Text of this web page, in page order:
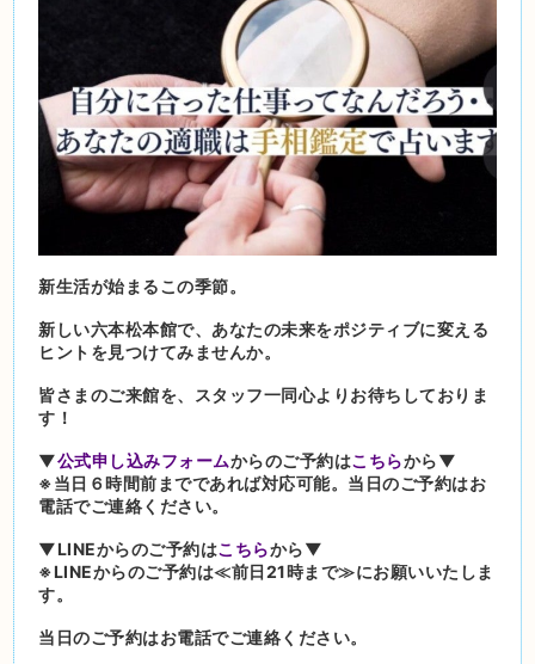
新生活が始まるこの季節。
新しい六本松本館で、あなたの未来をポジティブに変える
ヒントを見つけてみませんか。
皆さまのご来館を、スタッフ一同心よりお待ちしておりま
す！
▼公式申し込みフォームからのご予約はこちらから▼
※当日６時間前までであれば対応可能。当日のご予約はお
電話でご連絡ください。
▼LINEからのご予約はこちらから▼
※LINEからのご予約は≪前日21時まで≫にお願いいたしま
す。
当日のご予約はお電話でご連絡ください。